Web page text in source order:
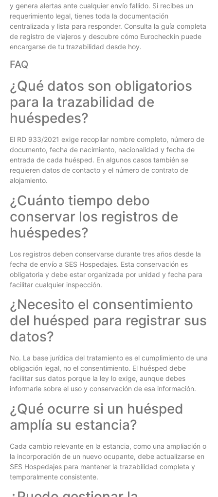
y genera alertas ante cualquier envío fallido. Si recibes un
requerimiento legal, tienes toda la documentación
centralizada y lista para responder. Consulta la guía completa
de registro de viajeros y descubre cómo Eurocheckin puede
encargarse de tu trazabilidad desde hoy.
FAQ
¿Qué datos son obligatorios
para la trazabilidad de
huéspedes?
El RD 933/2021 exige recopilar nombre completo, número de
documento, fecha de nacimiento, nacionalidad y fecha de
entrada de cada huésped. En algunos casos también se
requieren datos de contacto y el número de contrato de
alojamiento.
¿Cuánto tiempo debo
conservar los registros de
huéspedes?
Los registros deben conservarse durante tres años desde la
fecha de envío a SES Hospedajes. Esta conservación es
obligatoria y debe estar organizada por unidad y fecha para
facilitar cualquier inspección.
¿Necesito el consentimiento
del huésped para registrar sus
datos?
No. La base jurídica del tratamiento es el cumplimiento de una
obligación legal, no el consentimiento. El huésped debe
facilitar sus datos porque la ley lo exige, aunque debes
informarle sobre el uso y conservación de esa información.
¿Qué ocurre si un huésped
amplía su estancia?
Cada cambio relevante en la estancia, como una ampliación o
la incorporación de un nuevo ocupante, debe actualizarse en
SES Hospedajes para mantener la trazabilidad completa y
temporalmente consistente.